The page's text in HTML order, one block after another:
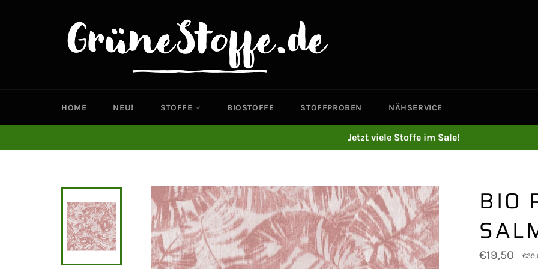
HOME NEU! STOFFE BIOSTOFFE STOFFPROBEN NÄHSERVICE
Jetzt viele Stoffe im Sale!
BIO
Normaler
Preis
€19,50